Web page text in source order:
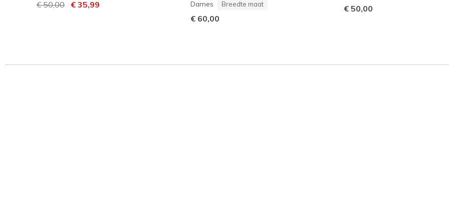
Prijs verlaagd van
€ 50,00 naar
€ 35,99 Dames Breedte maat
€ 60,00
€ 50,00